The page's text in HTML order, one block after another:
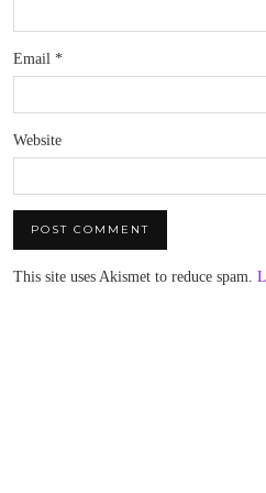
Email *
Website
This site uses Akismet to reduce spam.